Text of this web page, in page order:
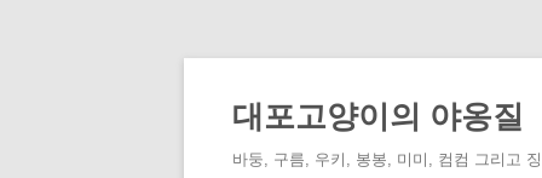
로
너
뛰
대포고양이의 야옹질
바둥, 구름, 우키, 봉봉, 미미, 컴컴 그리고